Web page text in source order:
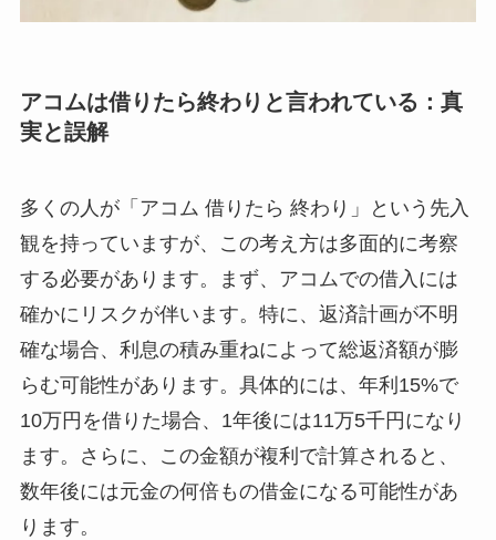
アコムは借りたら終わりと言われている：真
実と誤解
多くの人が「アコム 借りたら 終わり」という先入
観を持っていますが、この考え方は多面的に考察
する必要があります。まず、アコムでの借入には
確かにリスクが伴います。特に、返済計画が不明
確な場合、利息の積み重ねによって総返済額が膨
らむ可能性があります。具体的には、年利15%で
10万円を借りた場合、1年後には11万5千円になり
ます。さらに、この金額が複利で計算されると、
数年後には元金の何倍もの借金になる可能性があ
ります。